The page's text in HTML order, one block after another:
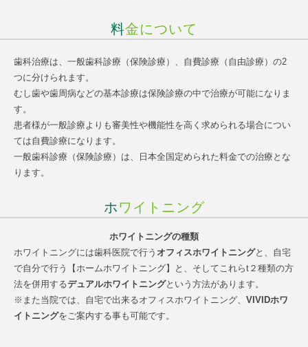
料金について
歯科治療は、一般歯科診療（保険診療）、自費診療（自由診療）の2
つに分けられます。
むし歯や歯周病などの基本診療は保険診療の中で治療が可能になりま
す。
患者様が一般診療よりも審美性や機能性を高く求められる場合につい
ては自費診療になります。
一般歯科診療（保険診療）は、日本全国定められた料金での治療とな
ります。
ホワイトニング
ホワイトニングの種類
ホワイトニングには歯科医院で行う オフィスホワイトニングと、自宅
で自分で行う【ホームホワイトニング】と、そしてこれらt２種類の方
法を併用するデュアルホワイトニングという方法があります。
※また当院では、自宅で出来るオフィスホワイトニング、 VIVIDホワ
イトニングをご案内する事も可能です。